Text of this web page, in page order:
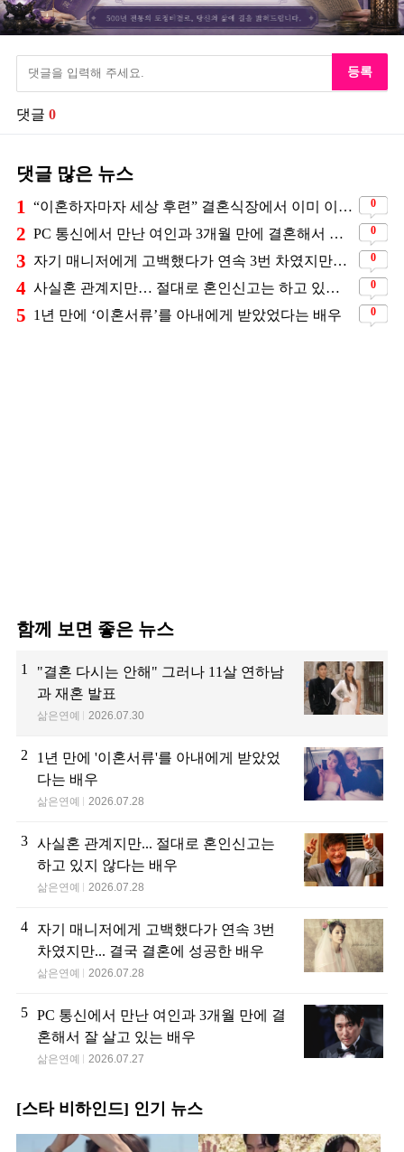
등록
댓글 0
댓글 많은 뉴스
1 “이혼하자마자 세상 후련” 결혼식장에서 이미 이혼을 직감했었다는 배우 0
2 PC 통신에서 만난 여인과 3개월 만에 결혼해서 잘 살고 있는 배우 0
3 자기 매니저에게 고백했다가 연속 3번 차였지만… 결국 결혼에 성공한 배우 0
4 사실혼 관계지만… 절대로 혼인신고는 하고 있지 않다는 배우 0
5 1년 만에 ‘이혼서류’를 아내에게 받았었다는 배우 0
함께 보면 좋은 뉴스
1
"결혼 다시는 안해" 그러나 11살 연하남
과 재혼 발표
삶은연예 2026.07.30
2
1년 만에 '이혼서류'를 아내에게 받았었
다는 배우
삶은연예 2026.07.28
3 사실혼 관계지만... 절대로 혼인신고는
하고 있지 않다는 배우
삶은연예 2026.07.28
4
자기 매니저에게 고백했다가 연속 3번
차였지만... 결국 결혼에 성공한 배우
삶은연예 2026.07.28
5 PC 통신에서 만난 여인과 3개월 만에 결
혼해서 잘 살고 있는 배우
삶은연예 2026.07.27
[스타 비하인드] 인기 뉴스